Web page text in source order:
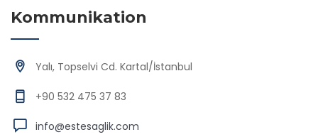
Kommunikation
Yalı, Topselvi Cd. Kartal/İstanbul
+90 532 475 37 83
info@estesaglik.com